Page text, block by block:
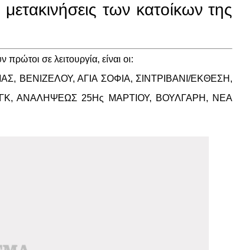
των κατοίκων της
σε λειτουργία, είναι οι:
ΒΕΝΙΖΕΛΟΥ, ΑΓΙΑ ΣΟΦΙΑ, ΣΙΝΤΡΙΒΑΝΙ/ΕΚΘΕΣΗ,
ΑΝΑΛΗΨΕΩΣ 25Ης ΜΑΡΤΙΟΥ, ΒΟΥΛΓΑΡΗ, ΝΕΑ